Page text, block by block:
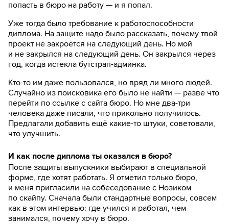
попасть в бюро на работу — и я попал.
Уже тогда было требование к работоспособности
диплома. На защите надо было рассказать, почему твой
проект не закроется на следующий день. Но мой
и не закрылся на следующий день. Он закрылся через
год, когда истекла бутстрап-админка.
Кто-то им даже пользовался, но вряд ли много людей.
Случайно из поисковика его было не найти — разве что
перейти по ссылке с сайта бюро. Но мне два-три
человека даже писали, что прикольно получилось.
Предлагали добавить ещё какие-то штуки, советовали,
что улучшить.
И как после диплома ты оказался в бюро?
После защиты выпускники выбирают в специальной
форме, где хотят работать. Я отметил только бюро,
и меня пригласили на собеседование с Нозиком
по скайпу. Сначала были стандартные вопросы, совсем
как в этом интервью: где учился и работал, чем
занимался, почему хочу в бюро.